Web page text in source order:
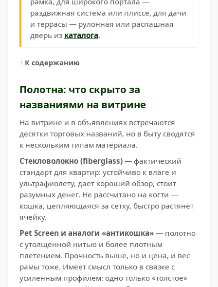
раздвижная система или плиссе, для дачи
и террасы — рулонная или распашная
дверь из каталога.
↑ К содержанию
Полотна: что скрыто за
названиями на витрине
На витрине и в объявлениях встречаются
десятки торговых названий, но в быту сводятся
к нескольким типам материала.
Стекловолокно (fiberglass) — фактический
стандарт для квартир: устойчиво к влаге и
ультрафиолету, даёт хороший обзор, стоит
разумных денег. Не рассчитано на когти —
кошка, цепляющаяся за сетку, быстро растянет
ячейку.
Pet Screen и аналоги «антикошка» — полотно
с утолщённой нитью и более плотным
плетением. Прочность выше, но и цена, и вес
рамы тоже. Имеет смысл только в связке с
усиленным профилем: одно только «толстое»